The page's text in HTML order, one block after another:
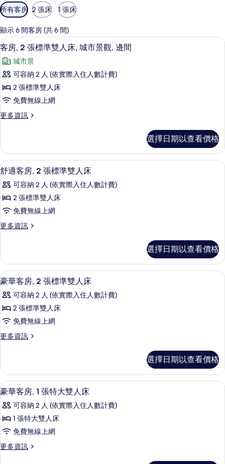
可
用
的
客
房
篩
選
條
所有客房 2 張床 1 張床
顯示 6 間客房 (共 6 間)
顯
示
客
房,
2
張
標
雙
人
床,
城
市
景
觀,
的
所
有
相
片
客房, 2 張標準雙人床, 城市景觀, 邊間
5
客房, 2 張標準雙人床, 城市景觀, 邊間
城市景
可容納 2 人 (依實際入住人數計費)
2 張標準雙人床
免費無線上網
更多資訊
更
2
張
標
雙
人
城
市
景
間
詳
情
選擇日期以查看價格
顯
示
舒
適
客
房,
張
標
準
雙
人
床
的
相
片
舒適客房, 2 張標準雙人床 | 迷你吧、
4
舒適客房, 2 張標準雙人床
可容納 2 人 (依實際入住人數計費)
2 張標準雙人床
免費無線上網
更多資訊
更
客
房,
2
標
準
人
床
的
選擇日期以查看價格
顯
示
豪
華
客
房,
張
標
準
雙
人
床
的
豪華客房, 2 張標準雙人床 | 迷你吧、
4
豪華客房, 2 張標準雙人床
可容納 2 人 (依實際入住人數計費)
2 張標準雙人床
免費無線上網
更多資訊
更
客
房,
2
標
準
人
床
的
選擇日期以查看價格
顯
示
豪
華
客
房,
豪華客房, 1 張特大雙人床 | 迷你吧、
4
豪華客房, 1 張特大雙人床
可容納 2 人 (依實際入住人數計費)
1 張特大雙人床
免費無線上網
更多資訊
更